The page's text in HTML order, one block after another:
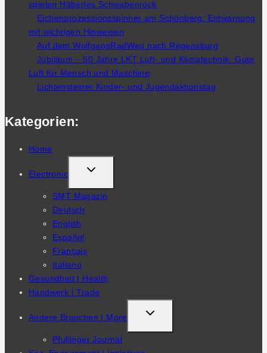
spielen Häberles Schwabenrock
Eichenprozessionsspinner am Schönberg: Entwarnung
mit wichtigen Hinweisen
Auf dem WolfgangRadWeg nach Regensburg
Jubiläum – 50 Jahre LKT Luft- und Klimatechnik- Gute
Luft für Mensch und Maschine
Lichtensteiner Kinder- und Jugendaktionstag
Kategorien:
Home
Electronic
TOGGLE
CHILD
MENU
SMT Magazin
Deutsch
English
Español
Français
Italiano
Gesundheit | Health
Handwerk | Trade
Andere Branchen | More
TOGGLE
CHILD
Pfullinger Journal